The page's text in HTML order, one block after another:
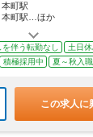
町駅
本町駅…ほか
を伴う転勤なし
土日休
積極採用中 夏～秋入職
この求人に